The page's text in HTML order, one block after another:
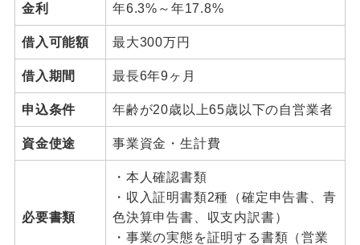
金利 年6.3%～年17.8%
借入可能額 最大300万円
借入期間 最長6年9ヶ月
申込条件 年齢が20歳以上65歳以下の自営業者
資金使途 事業資金・生計費
必要書類
・本人確認書類
・収入証明書類2種（確定申告書、青
色決算申告書、収支内訳書）
・事業の実態を証明する書類（営業